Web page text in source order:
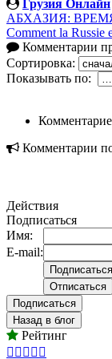
Грузия Онлайн
АБХАЗИЯ:
Comment la Russie
Комментарии
Сортировка:
Показывать по:
Комментарии
Действия
Подписаться
Имя:
E-mail:
Подписаться
Назад в блог
Рейтинг
    